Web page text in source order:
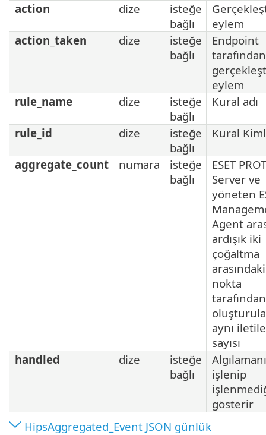
action dize
isteğe
bağlı
eylem
action_taken
dize
isteğe
bağlı
Endpoint
tarafından
eylem
rule_name
dize
isteğe
bağlı
Kural adı
rule_id dize
isteğe
bağlı
Kural
aggregate_count numara
isteğe
bağlı
ESET
Server ve
yöneten
Agent
ardışık iki
çoğaltma
nokta
tarafından
aynı
sayısı
handled
dize
isteğe
bağlı
işlenip
gösterir
HipsAggregated_Event JSON günlük